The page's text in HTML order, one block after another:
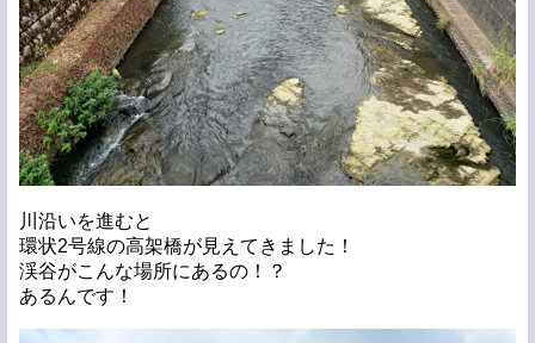
川沿いを進むと
環状2号線の高架橋が見えてきました！
渓谷がこんな場所にあるの！？
あるんです！